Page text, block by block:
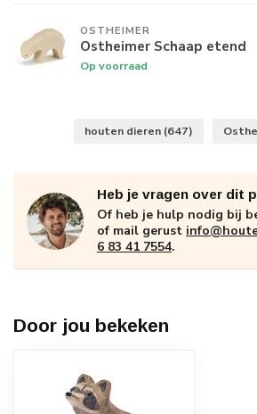
OSTHEIMER
Ostheimer Schaap etend
Op voorraad
houten dieren (647)
Heb je vragen over dit
Of heb je hulp nodig bij
of mail gerust
6 83 41 7554.
Door jou bekeken